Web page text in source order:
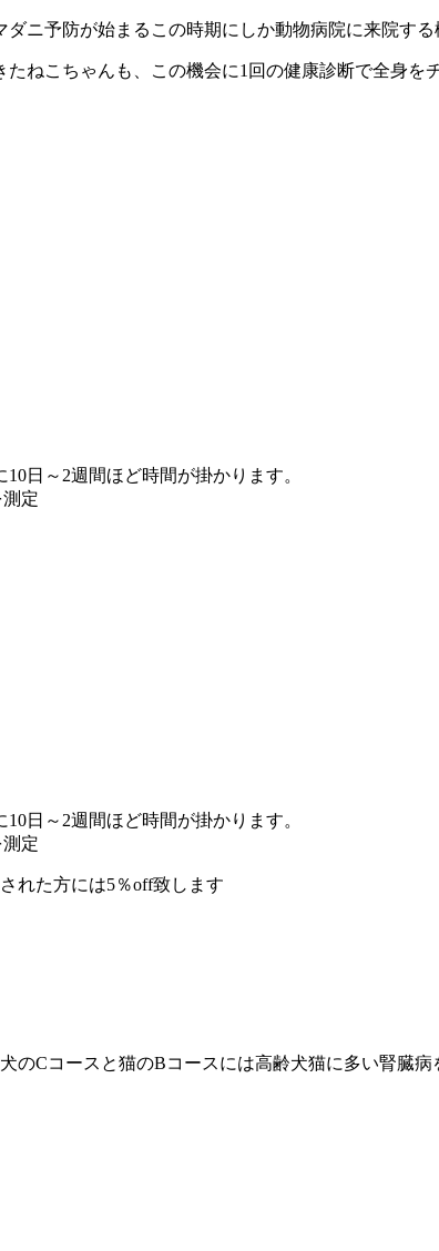
ニ予防が始まるこの時期にしか動物病院に来院する
ねこちゃんも、この機会に1回の健康診断で全身を
日～2週間ほど時間が掛かります。
定
日～2週間ほど時間が掛かります。
定
れた方には5％off致します
のCコースと猫のBコースには高齢犬猫に多い腎臓